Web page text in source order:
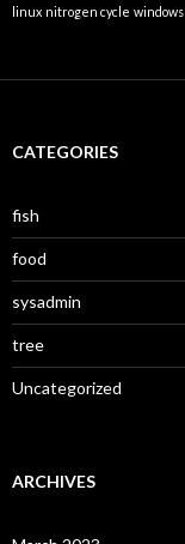
linux nitrogen cycle windows
CATEGORIES
fish
food
sysadmin
tree
Uncategorized
ARCHIVES